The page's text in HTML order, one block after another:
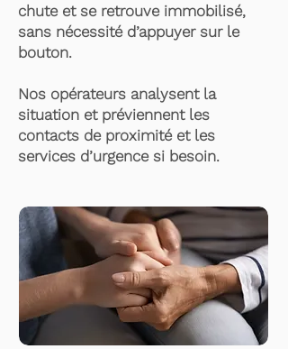
chute et se retrouve immobilisé,
sans nécessité d’appuyer sur le
bouton.
Nos opérateurs analysent la
situation et préviennent les
contacts de proximité et les
services d’urgence si besoin.